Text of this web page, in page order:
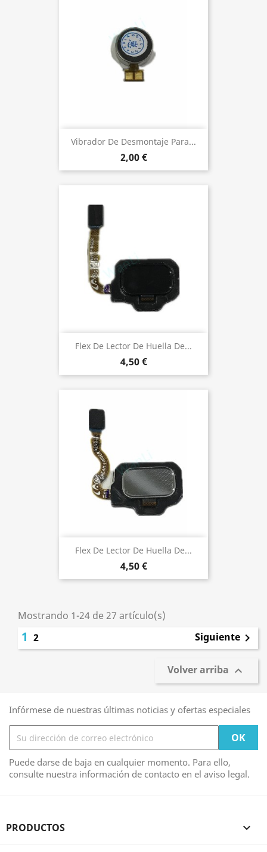
Vibrador De Desmontaje Para...
2,00 €
Flex De Lector De Huella De...
4,50 €
Flex De Lector De Huella De...
4,50 €
Mostrando 1-24 de 27 artículo(s)
1 2 Siguiente 
Volver arriba 
Infórmese de nuestras últimas noticias y ofertas especiales
Puede darse de baja en cualquier momento. Para ello,
consulte nuestra información de contacto en el aviso legal.
PRODUCTOS 